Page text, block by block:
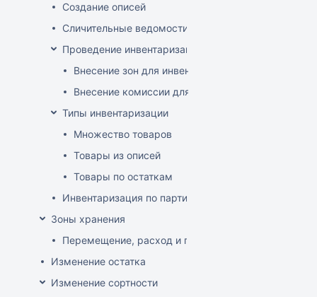
Создание описей
Сличительные ведомости
Проведение инвентаризации по зонам и комиссиям
Внесение зон для инвентаризации
Внесение комиссии для инвентаризации
Типы инвентаризации
Множество товаров
Товары из описей
Товары по остаткам
Инвентаризация по партиям
Зоны хранения
Перемещение, расход и приход на зону хранения
Изменение остатка
Изменение сортности